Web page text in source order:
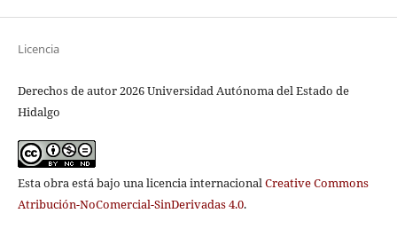
Licencia
Derechos de autor 2026 Universidad Autónoma del Estado de
Hidalgo
Esta obra está bajo una licencia internacionalCreative Commons
Atribución-NoComercial-SinDerivadas 4.0.